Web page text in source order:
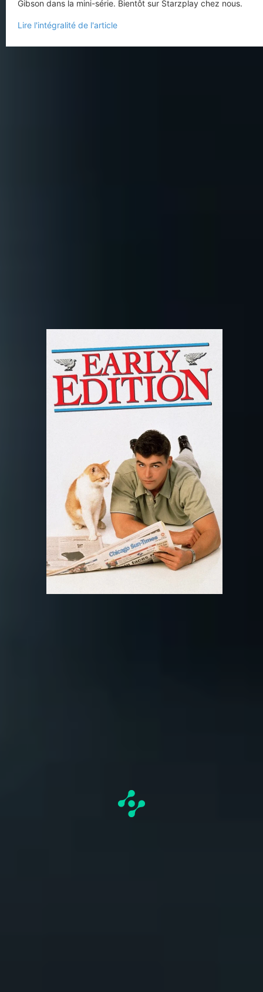
Gibson dans la mini-série. Bientôt sur Starzplay chez nous.
Lire l'intégralité de l'article